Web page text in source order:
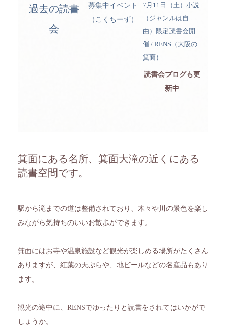
過去の読書
会
募集中イベント
（こくちーず）
7月11日（土）小説
（ジャンルは自
由）限定読書会開
催 / RENS（大阪の
箕面）
読書会ブログも更
新中
箕面にある名所、箕面大滝の近くにある
読書空間です。
駅から滝までの道は整備されており、木々や川の景色を楽し
みながら気持ちのいいお散歩ができます。
箕面にはお寺や温泉施設など観光が楽しめる場所がたくさん
ありますが、紅葉の天ぷらや、地ビールなどの名産品もあり
ます。
観光の途中に、RENSでゆったりと読書をされてはいかがで
しょうか。